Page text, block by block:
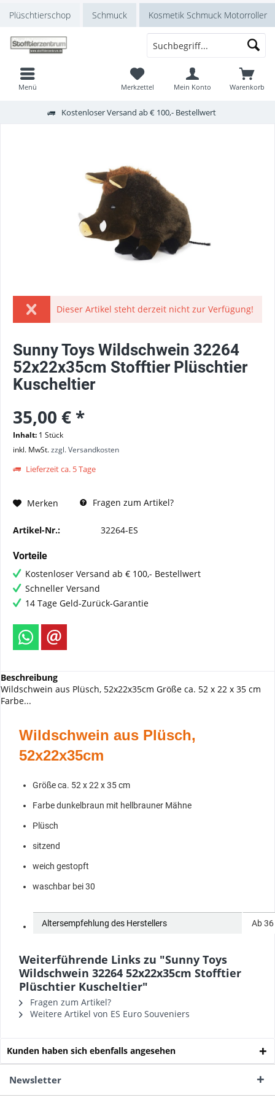
Plüschtierschop Schmuck Kosmetik Schmuck Motorroller
Menü Warenkorb
Merkzettel Mein Konto
Kostenloser Versand ab € 100,- Bestellwert
Dieser Artikel steht derzeit nicht zur Verfügung!
Sunny Toys Wildschwein 32264
52x22x35cm Stofftier Plüschtier
Kuscheltier
35,00 € *
Inhalt: 1 Stück
inkl. MwSt.zzgl. Versandkosten
Lieferzeit ca. 5 Tage
Merken Fragen zum Artikel?
Artikel-Nr.: 32264-ES
Vorteile
Kostenloser Versand ab € 100,- Bestellwert
Schneller Versand
14 Tage Geld-Zurück-Garantie
Beschreibung
Wildschwein aus Plüsch, 52x22x35cm Größe ca. 52 x 22 x 35 cm
Farbe...
Wildschwein aus Plüsch,
52x22x35cm
Größe ca. 52 x 22 x 35 cm
Farbe dunkelbraun mit hellbrauner Mähne
Plüsch
sitzend
weich gestopft
waschbar bei 30
Altersempfehlung des Herstellers ‎Ab
Weiterführende Links zu "Sunny Toys
Wildschwein 32264 52x22x35cm Stofftier
Plüschtier Kuscheltier"
Fragen zum Artikel?
Weitere Artikel von ES Euro Souveniers
Kunden haben sich ebenfalls angesehen
Newsletter